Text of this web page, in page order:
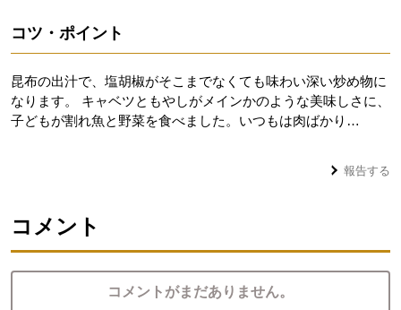
コツ・ポイント
昆布の出汁で、塩胡椒がそこまでなくても味わい深い炒め物に
なります。 キャベツともやしがメインかのような美味しさに、
子どもが割れ魚と野菜を食べました。いつもは肉ばかり…
報告する
コメント
コメントがまだありません。